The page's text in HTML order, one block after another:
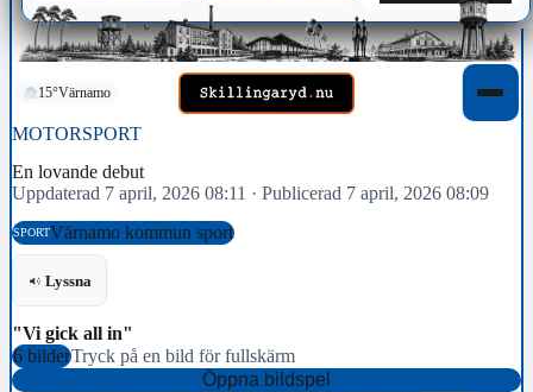
15°Värnamo
MOTORSPORT
En lovande debut
Uppdaterad 7 april, 2026 08:11 · Publicerad 7 april, 2026 08:09
SPORTVärnamo kommun sport
Lyssna
"Vi gick all in"
6 bilderTryck på en bild för fullskärm
Öppna bildspel